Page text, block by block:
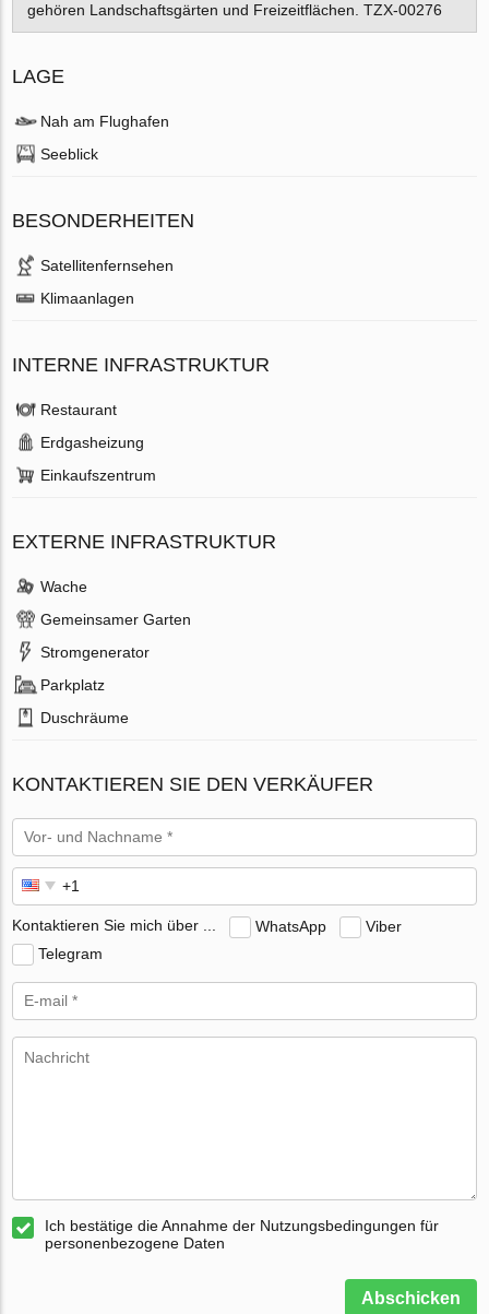
gehören Landschaftsgärten und Freizeitflächen. TZX-00276
LAGE
Nah am Flughafen
Seeblick
BESONDERHEITEN
Satellitenfernsehen
Klimaanlagen
INTERNE INFRASTRUKTUR
Restaurant
Erdgasheizung
Einkaufszentrum
EXTERNE INFRASTRUKTUR
Wache
Gemeinsamer Garten
Stromgenerator
Parkplatz
Duschräume
KONTAKTIEREN SIE DEN VERKÄUFER
Kontaktieren Sie mich über ... WhatsApp
Viber
Telegram
Ich bestätige die Annahme der Nutzungsbedingungen für
personenbezogene Daten
Abschicken